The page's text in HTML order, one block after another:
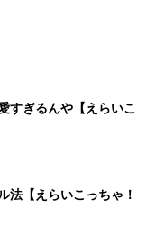
べたそうにじっとこ
すぎるんや【えらいこ
法【えらいこっちゃ！